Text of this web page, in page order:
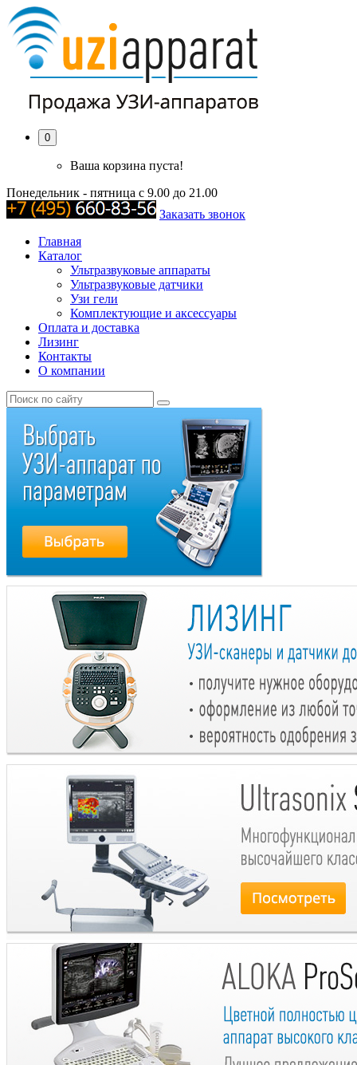
0
Ваша корзина пуста!
Понедельник - пятница с 9.00 до 21.00
Заказать звонок
Главная
Каталог
Ультразвуковые аппараты
Ультразвуковые датчики
Узи гели
Комплектующие и аксессуары
Оплата и доставка
Лизинг
Контакты
О компании